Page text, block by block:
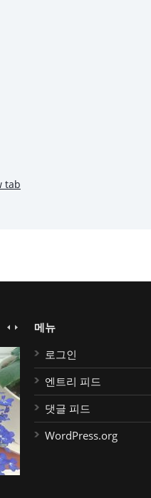
tab
메뉴
로그인
엔트리 피드
댓글 피드
WordPress.org